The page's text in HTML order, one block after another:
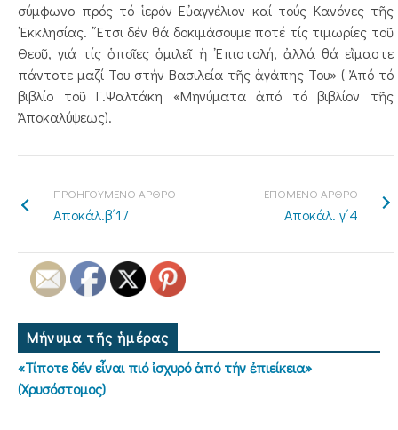
σύμφωνο πρός τό ἱερόν Εὐαγγέλιον καί τούς Κανόνες τῆς
᾿Εκκλησίας. ῎Ετσι δέν θά δοκιμάσουμε ποτέ τίς τιμωρίες τοῦ
Θεοῦ, γιά τίς ὁποῖες ὁμιλεῖ ἡ ᾿Επιστολή, ἀλλά θά εἴμαστε
πάντοτε μαζί Του στήν Βασιλεία τῆς ἀγάπης Του» ( Ἀπό τό
βιβλίο τοῦ Γ.Ψαλτάκη «Μηνύματα ἀπό τό βιβλίον τῆς
Ἀποκαλύψεως).
ΠΡΟΗΓΟΥΜΕΝΟ ΑΡΘΡΟ
Αποκάλ.β΄17
ΕΠΟΜΕΝΟ ΑΡΘΡΟ
Αποκάλ. γ΄4
Μήνυμα τῆς ἡμέρας
«Τίποτε δέν εἶναι πιό ἰσχυρό ἀπό τήν ἐπιείκεια»
(Χρυσόστομος)